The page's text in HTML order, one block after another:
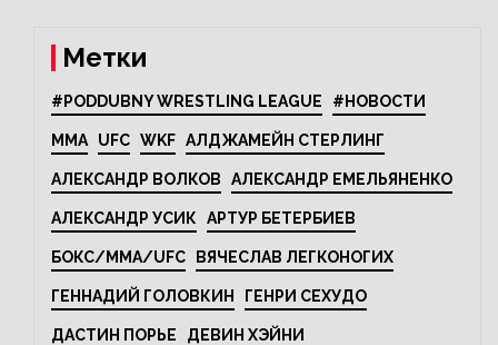
Метки
#PODDUBNY WRESTLING LEAGUE #НОВОСТИ
MMA UFC WKF АЛДЖАМЕЙН СТЕРЛИНГ
АЛЕКСАНДР ВОЛКОВ АЛЕКСАНДР ЕМЕЛЬЯНЕНКО
АЛЕКСАНДР УСИК АРТУР БЕТЕРБИЕВ
БОКС/MMA/UFC ВЯЧЕСЛАВ ЛЕГКОНОГИХ
ГЕННАДИЙ ГОЛОВКИН ГЕНРИ СЕХУДО
ДАСТИН ПОРЬЕ ДЕВИН ХЭЙНИ